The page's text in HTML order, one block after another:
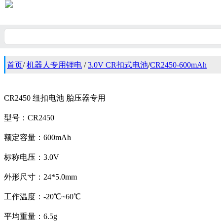
首页/ 机器人专用锂电 / 3.0V CR扣式电池/CR2450-600mAh
CR2450 纽扣电池 胎压器专用
型号：CR2450
额定容量：600mAh
标称电压：3.0V
外形尺寸：24*5.0mm
工作温度：-20℃~60℃
平均重量：6.5g